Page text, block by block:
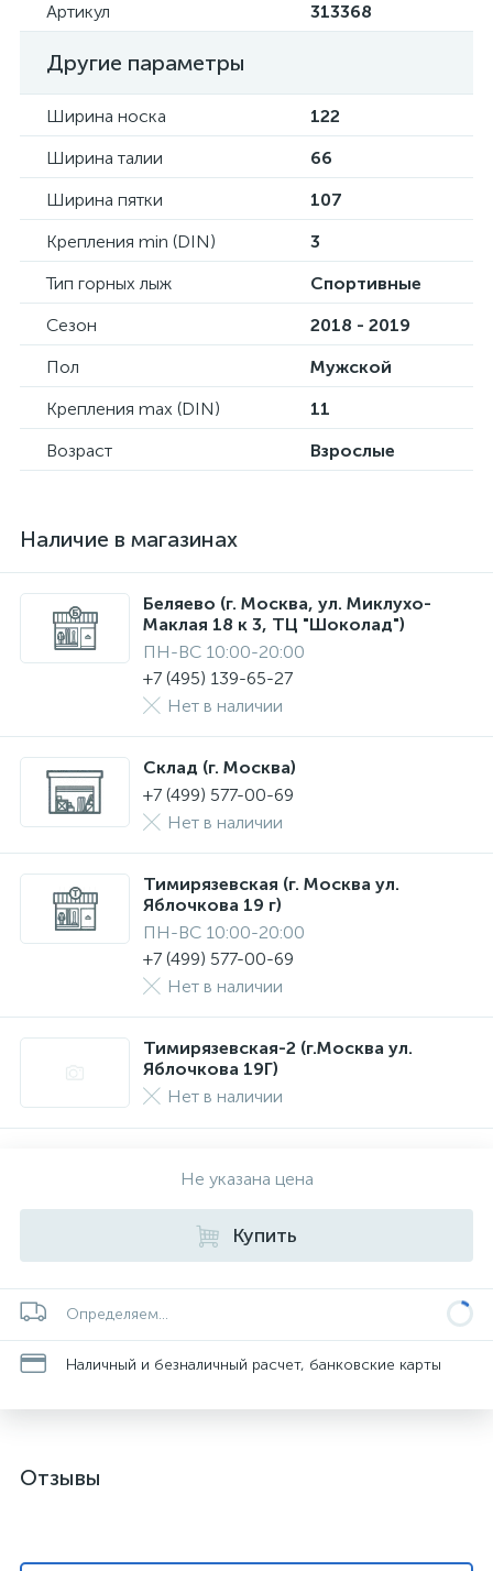
Артикул 313368
Другие параметры
Ширина носка
122
Ширина талии
66
Ширина пятки
107
Крепления min (DIN)
3
Тип горных лыж
Спортивные
Сезон
2018 - 2019
Пол
Мужской
Крепления max (DIN)
11
Возраст
Взрослые
Наличие в магазинах
Беляево (г. Москва, ул. Миклухо-
Маклая 18 к 3, ТЦ "Шоколад")
ПН-ВС 10:00-20:00
+7 (495) 139-65-27
Нет в наличии
Склад (г. Москва)
+7 (499) 577-00-69
Нет в наличии
Тимирязевская (г. Москва ул.
Яблочкова 19 г)
ПН-ВС 10:00-20:00
+7 (499) 577-00-69
Нет в наличии
Тимирязевская-2 (г.Москва ул.
Яблочкова 19Г)
Нет в наличии
Не указана цена
Купить
Определяем...
Наличный и безналичный расчет, банковские карты
Отзывы